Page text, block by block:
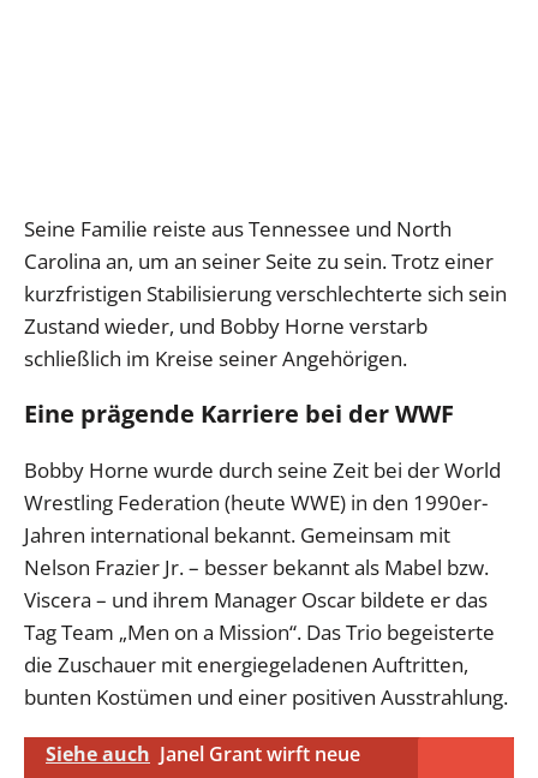
Seine Familie reiste aus Tennessee und North
Carolina an, um an seiner Seite zu sein. Trotz einer
kurzfristigen Stabilisierung verschlechterte sich sein
Zustand wieder, und Bobby Horne verstarb
schließlich im Kreise seiner Angehörigen.
Eine prägende Karriere bei der WWF
Bobby Horne wurde durch seine Zeit bei der World
Wrestling Federation (heute WWE) in den 1990er-
Jahren international bekannt. Gemeinsam mit
Nelson Frazier Jr. – besser bekannt als Mabel bzw.
Viscera – und ihrem Manager Oscar bildete er das
Tag Team „Men on a Mission“. Das Trio begeisterte
die Zuschauer mit energiegeladenen Auftritten,
bunten Kostümen und einer positiven Ausstrahlung.
Siehe auch Janel Grant wirft neue